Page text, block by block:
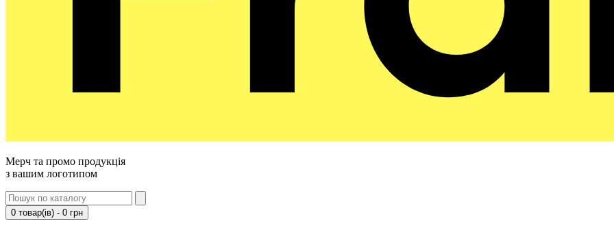
Мерч та промо продукція
з вашим логотипом
0 товар(ів) - 0 грн